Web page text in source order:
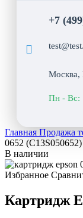
+7
Москва,
Пн - Вс:
Главная Продажа
0652 (C13S050652)
В наличии
Избранное
Картридж